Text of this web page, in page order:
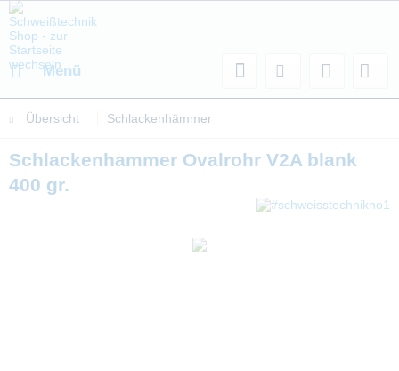
Menü
Übersicht Schlackenhämmer
Schlackenhammer Ovalrohr V2A blank
400 gr.